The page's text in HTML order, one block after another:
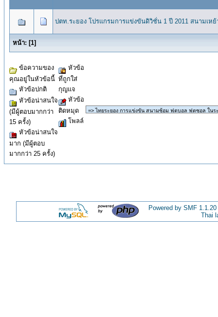
ปตท.ระยอง โปรแกรมการแข่งขันดิวิชั่น 1 ปี 2011 สนามเหย้
หน้า: [1]
ข้อความของ
คุณอยู่ในหัวข้อนี้
หัวข้อปกติ
หัวข้อน่าสนใจ
(มีผู้ตอบมากกว่า
15 ครั้ง)
หัวข้อน่าสนใจ
มาก (มีผู้ตอบ
มากกว่า 25 ครั้ง)
หัวข้อ
ที่ถูกใส่
กุญแจ
หัวข้อ
ติดหมุด
โพลล์
Powered by SMF 1.1.20
Thai